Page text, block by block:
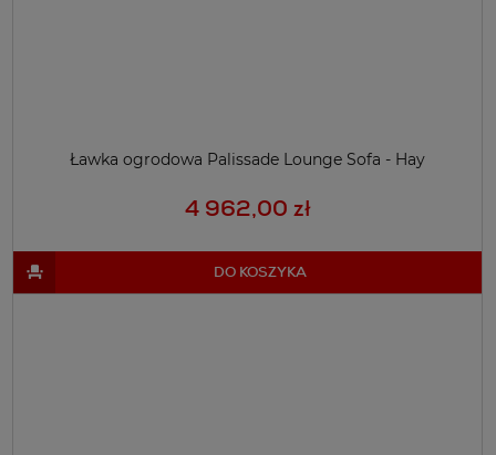
Ławka ogrodowa Palissade Lounge Sofa - Hay
4 962,00 zł
DO KOSZYKA